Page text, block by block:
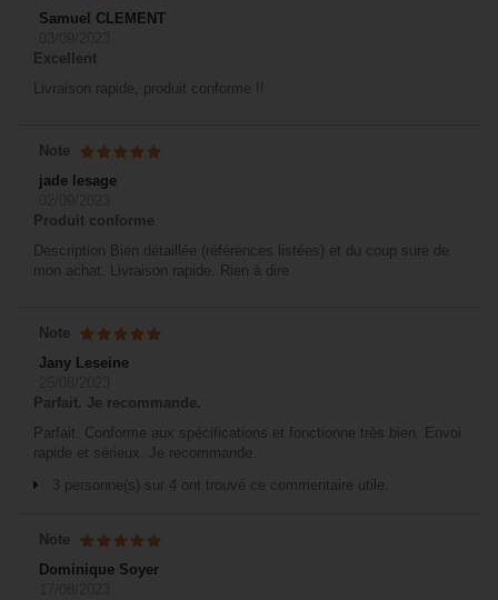
Samuel CLEMENT
Excellent
Livraison rapide, produit conforme !!
Note
jade lesage
Produit conforme
Description Bien détaillée (références listées) et du coup sure de
mon achat. Livraison rapide. Rien à dire
Note
Jany Leseine
Parfait. Je recommande.
Parfait. Conforme aux spécifications et fonctionne très bien. Envoi
rapide et sérieux. Je recommande.
3 personne(s) sur 4 ont trouvé ce commentaire utile.
Note
Dominique Soyer